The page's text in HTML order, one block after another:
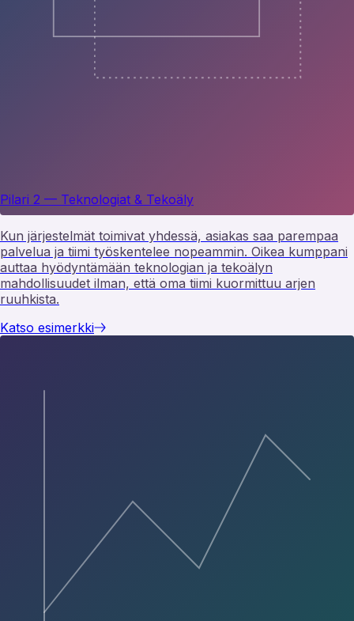
Pilari 2 — Teknologiat & Tekoäly
Teknologiat
Kun järjestelmät toimivat yhdessä, asiakas saa parempaa
palvelua ja tiimi työskentelee nopeammin. Oikea kumppani
auttaa hyödyntämään teknologian ja tekoälyn
mahdollisuudet ilman, että oma tiimi kuormittuu arjen
ruuhkista.
Katso esimerkki